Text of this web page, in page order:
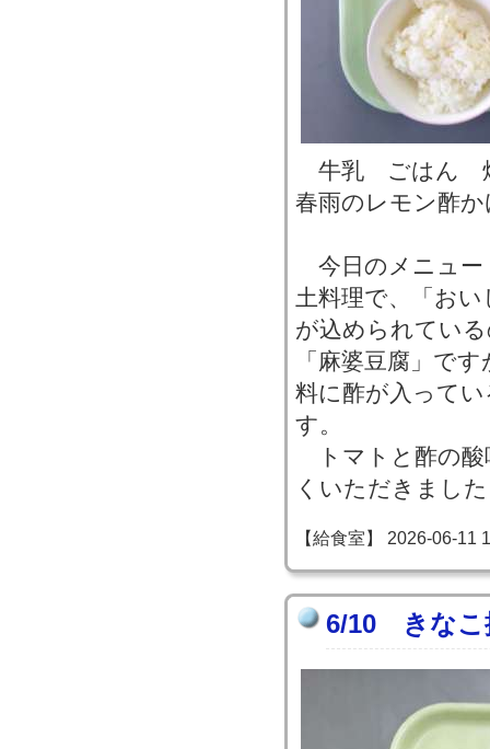
牛乳 ごはん
春雨のレモン酢か
今日のメニュー
土料理で、「お
が込められてい
「麻婆豆腐」で
料に酢が入って
す。
トマトと酢の酸
くいただきまし
【給食室】 2026-06-11
6/10 きなこ